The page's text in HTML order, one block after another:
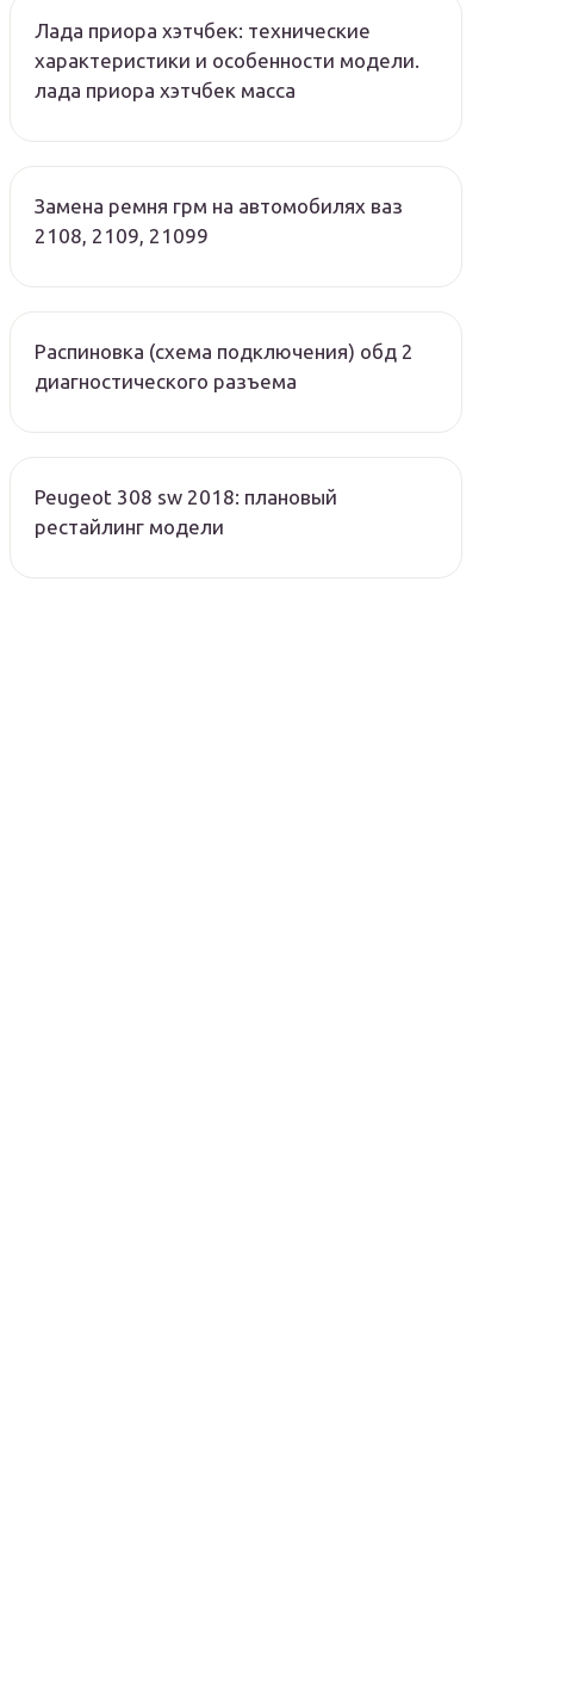
Лада приора хэтчбек: технические
характеристики и особенности модели.
лада приора хэтчбек масса
Замена ремня грм на автомобилях ваз
2108, 2109, 21099
Распиновка (схема подключения) обд 2
диагностического разъема
Peugeot 308 sw 2018: плановый
рестайлинг модели